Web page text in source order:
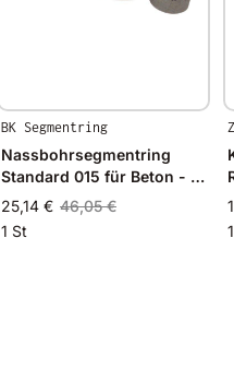
BK Segmentring
Nassbohrsegmentring
Standard 015 für Beton - Ø
22mm - 22/17mm
25,14 € 46,05 €
1 St